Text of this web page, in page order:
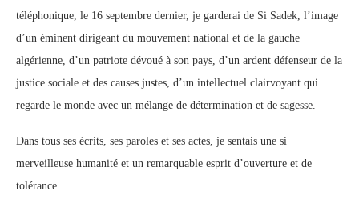
téléphonique, le 16 septembre dernier, je garderai de Si Sadek, l’image
d’un éminent dirigeant du mouvement national et de la gauche
algérienne, d’un patriote dévoué à son pays, d’un ardent défenseur de la
justice sociale et des causes justes, d’un intellectuel clairvoyant qui
regarde le monde avec un mélange de détermination et de sagesse.
Dans tous ses écrits, ses paroles et ses actes, je sentais une si
merveilleuse humanité et un remarquable esprit d’ouverture et de
tolérance.